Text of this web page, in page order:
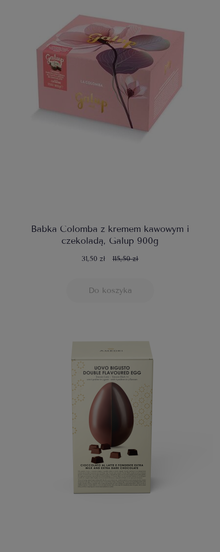
Babka Colomba z kremem kawowym i
czekoladą, Galup 900g
31,50 zł 115,50 zł
Do koszyka